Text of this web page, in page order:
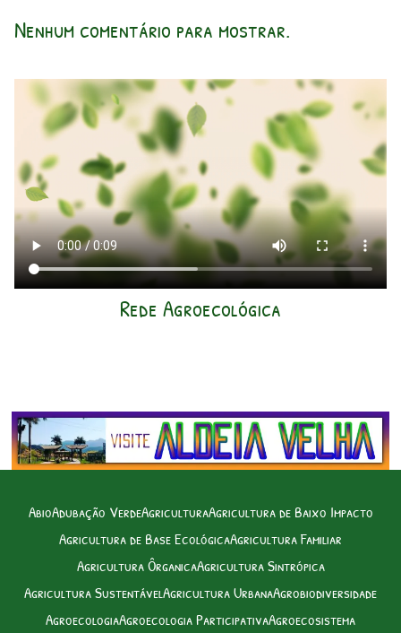
Nenhum comentário para mostrar.
Rede Agroecológica
AbioAdubação VerdeAgriculturaAgricultura de Baixo Impacto
Agricultura de Base EcológicaAgricultura Familiar
Agricultura ÔrganicaAgricultura Sintrópica
Agricultura SustentávelAgricultura UrbanaAgrobiodiversidade
AgroecologiaAgroecologia ParticipativaAgroecosistema